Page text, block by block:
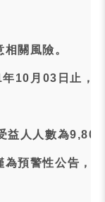
關風險。
10月03日止，
益人人數為
為預警性公告，